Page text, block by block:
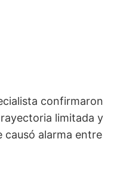
confirmaron
limitada y
causó alarma entre